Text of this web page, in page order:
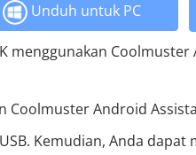
Unduh untuk PC
menggunakan
Coolmuster Android
Kemudian, Anda